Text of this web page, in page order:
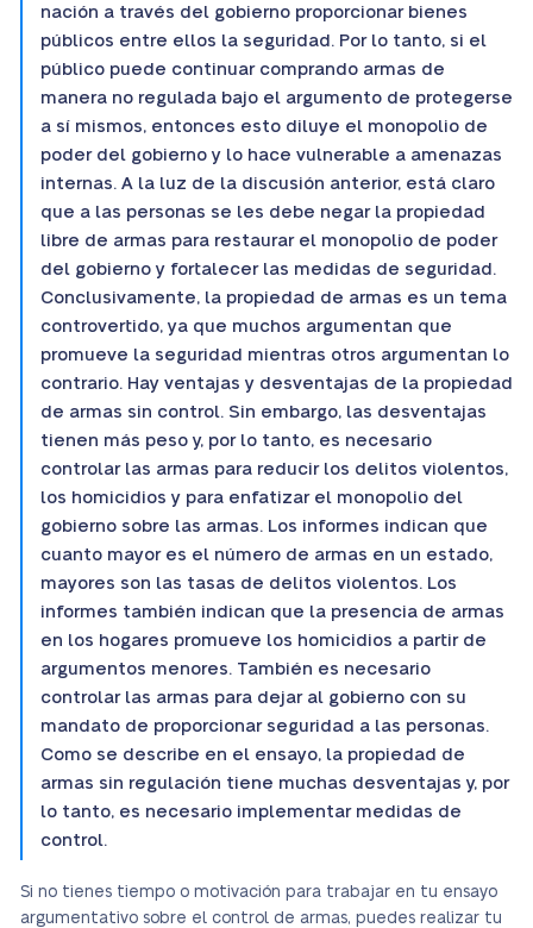
nación a través del gobierno proporcionar bienes
públicos entre ellos la seguridad. Por lo tanto, si el
público puede continuar comprando armas de
manera no regulada bajo el argumento de protegerse
a sí mismos, entonces esto diluye el monopolio de
poder del gobierno y lo hace vulnerable a amenazas
internas. A la luz de la discusión anterior, está claro
que a las personas se les debe negar la propiedad
libre de armas para restaurar el monopolio de poder
del gobierno y fortalecer las medidas de seguridad.
Conclusivamente, la propiedad de armas es un tema
controvertido, ya que muchos argumentan que
promueve la seguridad mientras otros argumentan lo
contrario. Hay ventajas y desventajas de la propiedad
de armas sin control. Sin embargo, las desventajas
tienen más peso y, por lo tanto, es necesario
controlar las armas para reducir los delitos violentos,
los homicidios y para enfatizar el monopolio del
gobierno sobre las armas. Los informes indican que
cuanto mayor es el número de armas en un estado,
mayores son las tasas de delitos violentos. Los
informes también indican que la presencia de armas
en los hogares promueve los homicidios a partir de
argumentos menores. También es necesario
controlar las armas para dejar al gobierno con su
mandato de proporcionar seguridad a las personas.
Como se describe en el ensayo, la propiedad de
armas sin regulación tiene muchas desventajas y, por
lo tanto, es necesario implementar medidas de
control.
Si no tienes tiempo o motivación para trabajar en tu ensayo
argumentativo sobre el control de armas, puedes realizar tu